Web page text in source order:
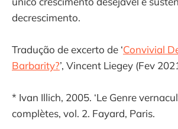
decrescimento.
Tradução de excerto de ‘Convivial
Barbarity?’, Vincent Liegey (Fev
* Ivan Illich, 2005. ‘Le Genre
complètes, vol. 2. Fayard, Paris.